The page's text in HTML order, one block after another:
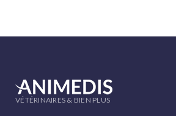
VÉTÉRINAIRES & BIEN PLUS